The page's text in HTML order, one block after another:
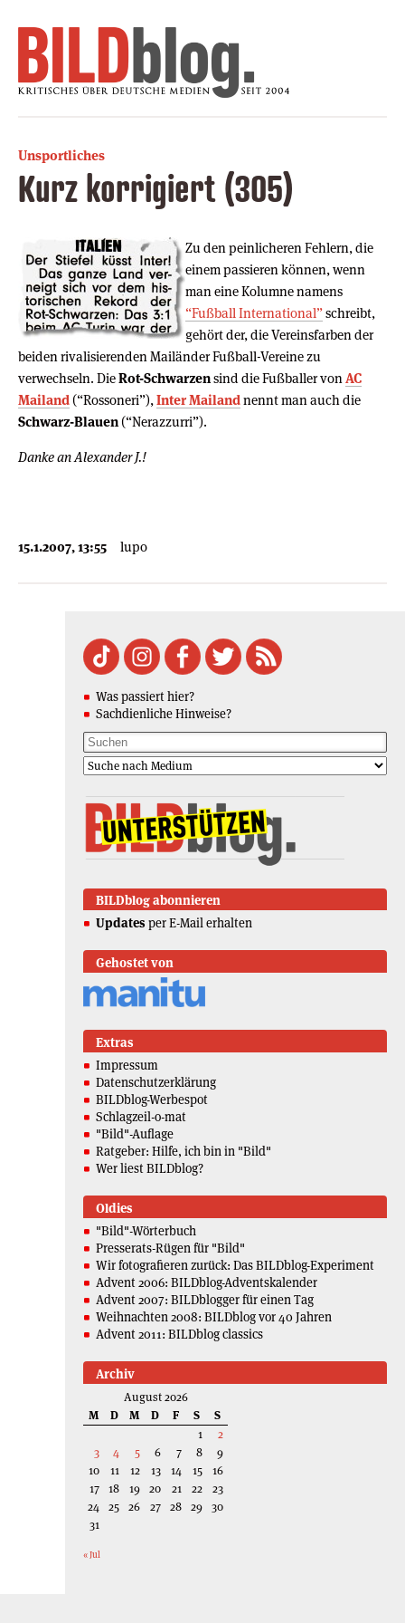
Unsportliches
Kurz korrigiert (305)
Zu den peinlicheren Fehlern, die
einem passieren können, wenn
man eine Kolumne namens
“Fußball International”schreibt,
gehört der, die Vereinsfarben der
beiden rivalisierenden Mailänder Fußball-Vereine zu
verwechseln. DieRot-Schwarzensind die Fußballer von AC
Mailand (“Rossoneri”), Inter Mailandnennt man auch die
Schwarz-Blauen (“Nerazzurri”).
Danke an Alexander J.!
15.1.2007, 13:55 lupo
Was passiert hier?
Sachdienliche Hinweise?
BILDblog abonnieren
Updates per E-Mail erhalten
Gehostet von
Extras
Impressum
Datenschutzerklärung
BILDblog-Werbespot
Schlagzeil-o-mat
"Bild"-Auflage
Ratgeber: Hilfe, ich bin in "Bild"
Wer liest BILDblog?
Oldies
"Bild"-Wörterbuch
Presserats-Rügen für "Bild"
Wir fotografieren zurück: Das BILDblog-Experiment
Advent 2006: BILDblog-Adventskalender
Advent 2007: BILDblogger für einen Tag
Weihnachten 2008: BILDblog vor 40 Jahren
Advent 2011: BILDblog classics
Archiv
August 2026
M
D M D F S
S
1
2
3
4 5 6 7 8
9
10
11 12 13 14 15
16
17 18 19 20 21 22
23
24 25 26 27 28 29 30
31
« Jul